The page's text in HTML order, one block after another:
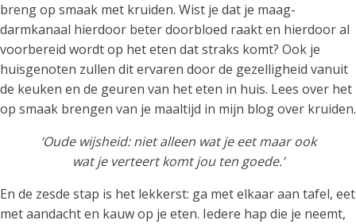
breng op smaak met kruiden. Wist je dat je maag-
darmkanaal hierdoor beter doorbloed raakt en hierdoor al
voorbereid wordt op het eten dat straks komt? Ook je
huisgenoten zullen dit ervaren door de gezelligheid vanuit
de keuken en de geuren van het eten in huis. Lees over het
op smaak brengen van je maaltijd in mijn blog over kruiden.
‘Oude wijsheid: niet alleen wat je eet maar ook
wat je verteert komt jou ten goede.’
En de zesde stap is het lekkerst: ga met elkaar aan tafel, eet
met aandacht en kauw op je eten. Iedere hap die je neemt,